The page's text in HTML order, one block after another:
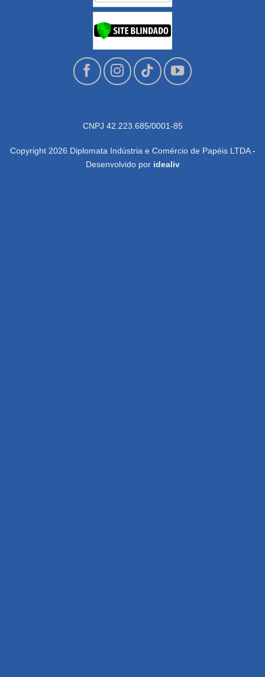
CNPJ 42.223.685/0001-85
Copyright 2026 Diplomata Indústria e Comércio de Papéis LTDA -
Desenvolvido por idealiv